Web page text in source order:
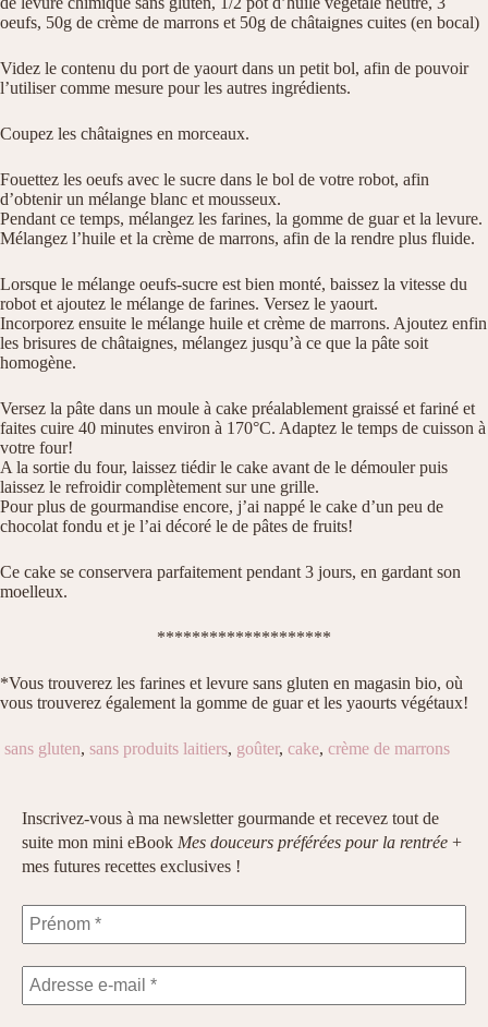
oeufs, 50g de crème de marrons et 50g de châtaignes cuites (en bocal)
Videz le contenu du port de yaourt dans un petit bol, afin de pouvoir
l’utiliser comme mesure pour les autres ingrédients.
Coupez les châtaignes en morceaux.
Fouettez les oeufs avec le sucre dans le bol de votre robot, afin
d’obtenir un mélange blanc et mousseux.
Pendant ce temps, mélangez les farines, la gomme de guar et la levure.
Mélangez l’huile et la crème de marrons, afin de la rendre plus fluide.
Lorsque le mélange oeufs-sucre est bien monté, baissez la vitesse du
robot et ajoutez le mélange de farines. Versez le yaourt.
Incorporez ensuite le mélange huile et crème de marrons. Ajoutez enfin
les brisures de châtaignes, mélangez jusqu’à ce que la pâte soit
homogène.
Versez la pâte dans un moule à cake préalablement graissé et fariné et
faites cuire 40 minutes environ à 170°C. Adaptez le temps de cuisson à
votre four!
A la sortie du four, laissez tiédir le cake avant de le démouler puis
laissez le refroidir complètement sur une grille.
Pour plus de gourmandise encore, j’ai nappé le cake d’un peu de
chocolat fondu et je l’ai décoré le de pâtes de fruits!
Ce cake se conservera parfaitement pendant 3 jours, en gardant son
moelleux.
********************
*Vous trouverez les farines et levure sans gluten en magasin bio, où
vous trouverez également la gomme de guar et les yaourts végétaux!
sans gluten, sans produits laitiers, goûter, cake, crème de marrons
Inscrivez-vous à ma newsletter gourmande et recevez tout de
suite mon mini eBook Mes douceurs préférées pour la rentrée +
mes futures recettes exclusives !